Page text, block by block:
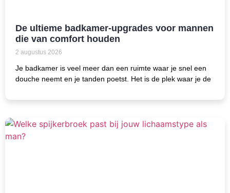
De ultieme badkamer-upgrades voor mannen
die van comfort houden
2 augustus 2026
Je badkamer is veel meer dan een ruimte waar je snel een
douche neemt en je tanden poetst. Het is de plek waar je de